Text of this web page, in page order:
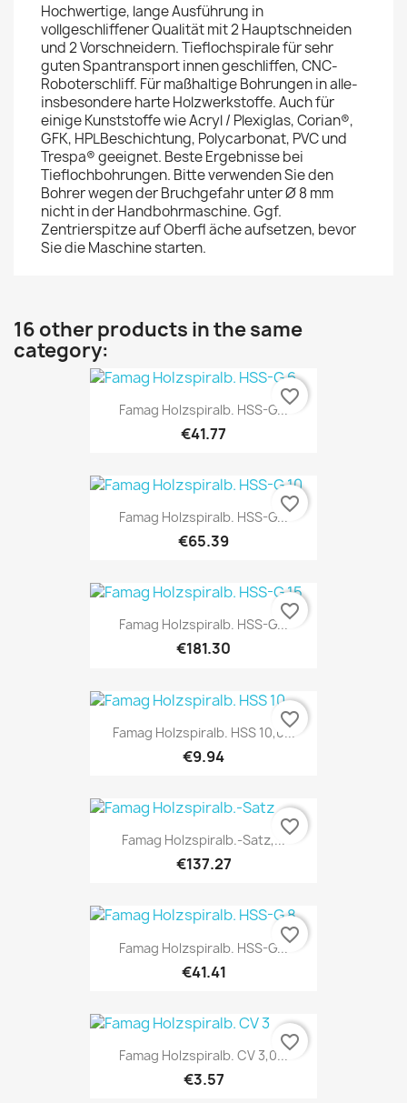
Hochwertige, lange Ausführung in
vollgeschliffener Qualität mit 2 Hauptschneiden
und 2 Vorschneidern. Tieflochspirale für sehr
guten Spantransport innen geschliffen, CNC-
Roboterschliff. Für maßhaltige Bohrungen in alle-
insbesondere harte Holzwerkstoffe. Auch für
einige Kunststoffe wie Acryl / Plexiglas, Corian®,
GFK, HPLBeschichtung, Polycarbonat, PVC und
Trespa® geeignet. Beste Ergebnisse bei
Tieflochbohrungen. Bitte verwenden Sie den
Bohrer wegen der Bruchgefahr unter Ø 8 mm
nicht in der Handbohrmaschine. Ggf.
Zentrierspitze auf Oberfl äche aufsetzen, bevor
Sie die Maschine starten.
16 other products in the same
category:
Famag Holzspiralb. HSS-G...
€41.77
favorite_border
Famag Holzspiralb. HSS-G...
€65.39
favorite_border
Famag Holzspiralb. HSS-G...
€181.30
favorite_border
Famag Holzspiralb. HSS 10,0...
€9.94
favorite_border
Famag Holzspiralb.-Satz,...
€137.27
favorite_border
Famag Holzspiralb. HSS-G...
€41.41
favorite_border
Famag Holzspiralb. CV 3,0...
€3.57
favorite_border